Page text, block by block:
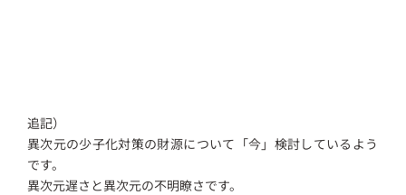
追記）
異次元の少子化対策の財源について「今」検討しているよう
です。
異次元遅さと異次元の不明瞭さです。